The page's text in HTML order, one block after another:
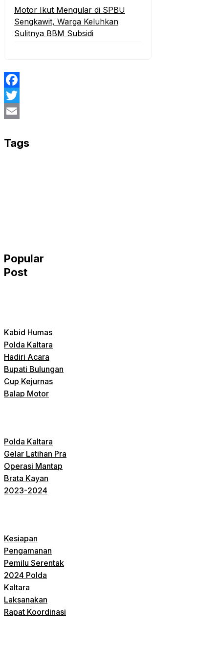
Motor Ikut Mengular di SPBU
Sengkawit, Warga Keluhkan
Sulitnya BBM Subsidi
Facebook
Twitter
Tags
Popular
Post
Kabid Humas
Polda Kaltara
Hadiri Acara
Bupati Bulungan
Cup Kejurnas
Balap Motor
Polda Kaltara
Gelar Latihan Pra
Operasi Mantap
Brata Kayan
2023-2024
Kesiapan
Pengamanan
Pemilu Serentak
2024 Polda
Kaltara
Laksanakan
Rapat Koordinasi